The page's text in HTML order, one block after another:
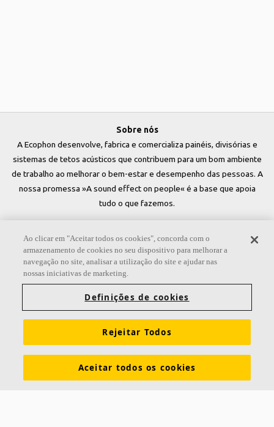
Sobre nós
A Ecophon desenvolve, fabrica e comercializa painéis, divisórias e
sistemas de tetos acústicos que contribuem para um bom ambiente
de trabalho ao melhorar o bem-estar e desempenho das pessoas. A
nossa promessa »A sound effect on people« é a base que apoia
tudo o que fazemos.
Links
Sobre a Ecophon Conhecimentos sobre acústica
Cores e superfícies Exigências funcionais
Sustentabilidade Tools & Services Informação legal
Ao clicar em "Aceitar todos os cookies", concorda com o
armazenamento de cookies no seu dispositivo para melhorar a
navegação no site, analisar a utilização do site e ajudar nas
nossas iniciativas de marketing.
Definições de cookies
Rejeitar Todos
Aceitar todos os cookies